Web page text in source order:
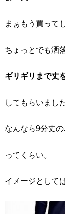
まぁもう買って
ちょっとでも洒
ギリギリまで丈
してもらいました
なんなら9分丈
ってくらい。
イメージとして